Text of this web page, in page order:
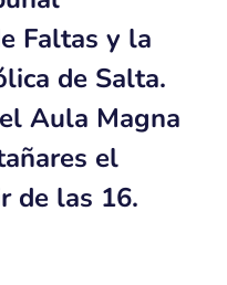
Faltas y la
de Salta.
Aula Magna
el
de las 16.